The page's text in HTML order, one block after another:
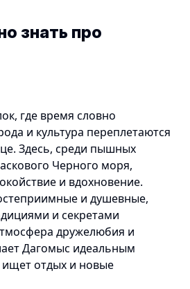
знать про
где время словно
и культура переплетаются
Здесь, среди пышных
Черного моря,
и вдохновение.
и душевные,
и секретами
дружелюбия и
Дагомыс идеальным
ищет отдых и новые